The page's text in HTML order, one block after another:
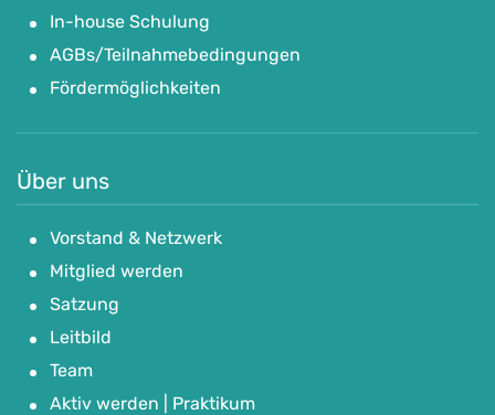
In-house Schulung
AGBs/Teilnahmebedingungen
Fördermöglichkeiten
Über uns
Vorstand & Netzwerk
Mitglied werden
Satzung
Leitbild
Team
Aktiv werden | Praktikum